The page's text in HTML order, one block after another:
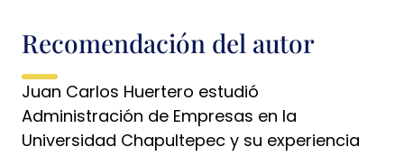
Recomendación del autor
Juan Carlos Huertero estudió
Administración de Empresas en la
Universidad Chapultepec y su experiencia